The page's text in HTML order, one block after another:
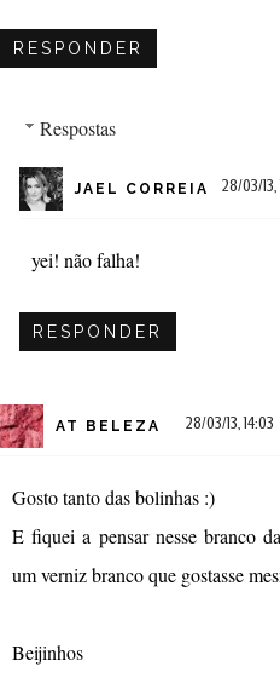
RESPONDER
Respostas
JAEL CORREIA 28/03/13,
yei! não falha!
RESPONDER
AT BELEZA 28/03/13, 14:03
Gosto tanto das bolinhas :)
E fiquei a pensar nesse branco
um verniz branco que gostasse
Beijinhos